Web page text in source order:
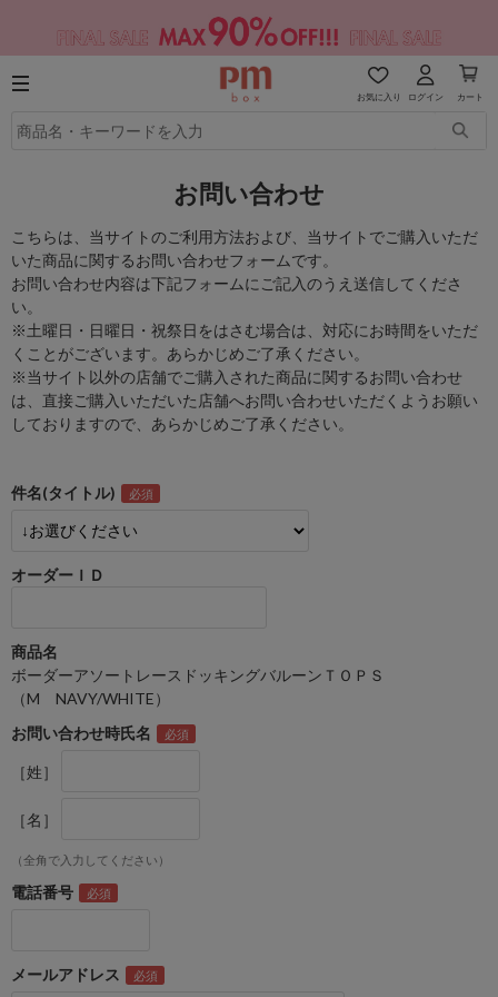
お気に入り ログイン カート
お問い合わせ
こちらは、当サイトのご利用方法および、当サイトでご購入いただ
いた商品に関するお問い合わせフォームです。
お問い合わせ内容は下記フォームにご記入のうえ送信してくださ
い。
※土曜日・日曜日・祝祭日をはさむ場合は、対応にお時間をいただ
くことがございます。あらかじめご了承ください。
※当サイト以外の店舗でご購入された商品に関するお問い合わせ
は、直接ご購入いただいた店舗へお問い合わせいただくようお願い
しておりますので、あらかじめご了承ください。
件名(タイトル)
オーダーＩＤ
商品名
ボーダーアソートレースドッキングバルーンＴＯＰＳ
（M NAVY/WHITE）
お問い合わせ時氏名
［姓］
［名］
（全角で入力してください）
電話番号
メールアドレス